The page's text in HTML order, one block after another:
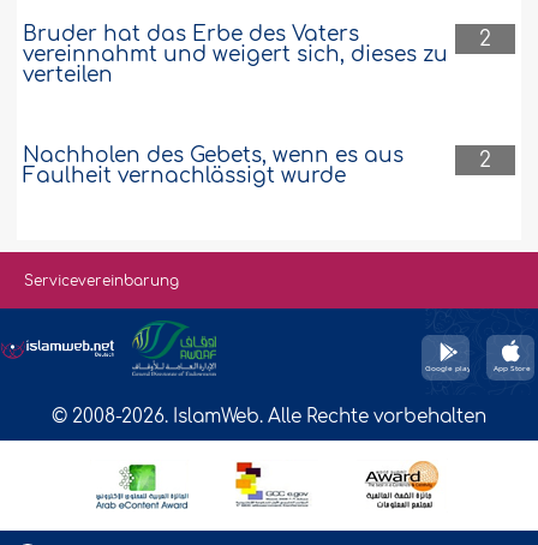
2
Bruder hat das Erbe des Vaters
vereinnahmt und weigert sich, dieses zu
verteilen
2
Nachholen des Gebets, wenn es aus
Faulheit vernachlässigt wurde
Servicevereinbarung
© 2008-2026. IslamWeb. Alle Rechte vorbehalten